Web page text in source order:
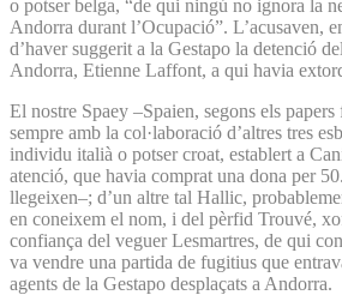
o potser belga, “de qui ningú no ignora la
Andorra durant l’Ocupació”. L’acusaven,
d’haver suggerit a la Gestapo la detenció
Andorra, Etienne Laffont, a qui havia
El nostre Spaey –Spaien, segons els papers
sempre amb la col·laboració d’altres tres
individu italià o potser croat, establert a
atenció, que havia comprat una dona per
llegeixen–; d’un altre tal Hallic,
en coneixem el nom, i del pèrfid Trouvé,
confiança del veguer Lesmartres, de qui
va vendre una partida de fugitius que
agents de la Gestapo desplaçats a Andorra.